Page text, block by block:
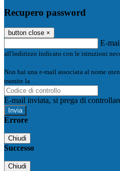
Recupero password
button close ×
E-
all'indirizzo indicato con le istruzioni
Non hai una e-mail associata al nome
tramite la
E-mail inviata, si prega di
Errore
Chiudi
Successo
Chiudi